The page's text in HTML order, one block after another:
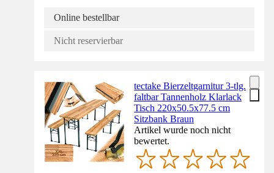
Online bestellbar
Nicht reservierbar
tectake Bierzeltgarnitur 3-tlg.
faltbar Tannenholz Klarlack
Tisch 220x50.5x77.5 cm
Sitzbank Braun
Artikel wurde noch nicht
bewertet.